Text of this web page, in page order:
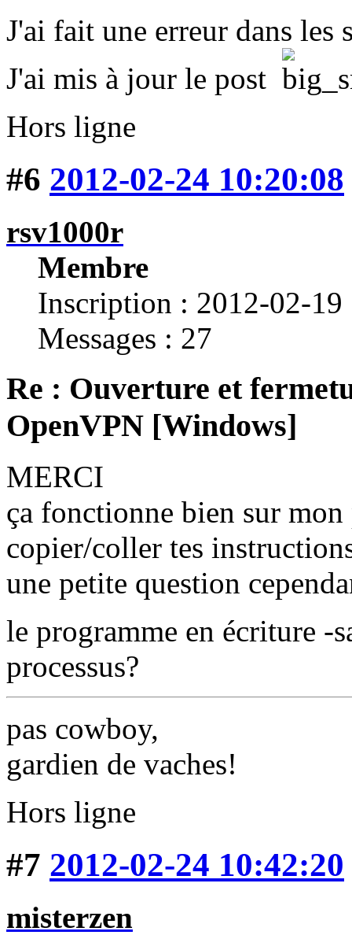
J'ai fait une erreur dans les
J'ai mis à jour le post
Hors ligne
#6 2012-02-24 10:20:08
rsv1000r
Membre
Inscription : 2012-02-19
Messages : 27
Re : Ouverture et
OpenVPN [Windows]
MERCI
ça fonctionne bien sur
copier/coller tes
une petite question
le programme en écriture -
processus?
pas cowboy,
gardien de vaches!
Hors ligne
#7 2012-02-24 10:42:20
misterzen